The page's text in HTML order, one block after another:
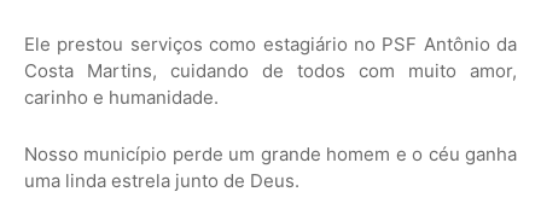
Ele prestou serviços como estagiário no PSF Antônio da
Costa Martins, cuidando de todos com muito amor,
carinho e humanidade.
Nosso município perde um grande homem e o céu ganha
uma linda estrela junto de Deus.